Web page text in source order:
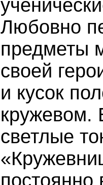
Любовно
предметы
своей
и кусок
кружевом.
светлые
постоянно